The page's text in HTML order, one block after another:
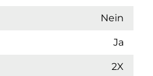
Nein
Ja
2X